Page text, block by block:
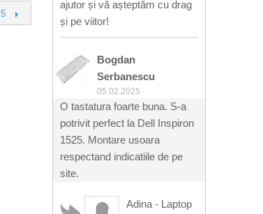
5
ajutor și vă așteptăm cu drag
și pe viitor!
Bogdan
Serbanescu
05.02.2025
O tastatura foarte buna. S-a
potrivit perfect la Dell Inspiron
1525. Montare usoara
respectand indicatiile de pe
site.
Adina - Laptop